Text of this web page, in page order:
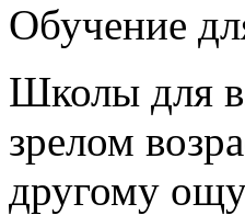
Обучение
Школы для
зрелом
другому